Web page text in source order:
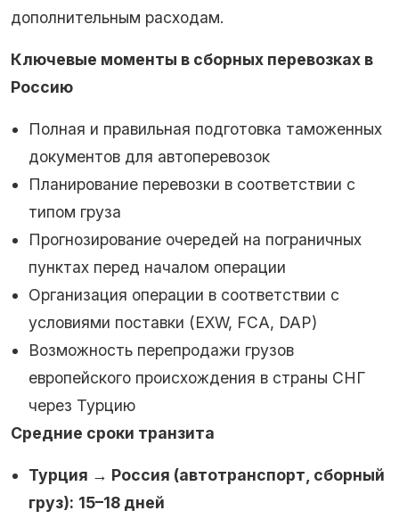
дополнительным расходам.
Ключевые моменты в сборных перевозках в
Россию
Полная и правильная подготовка таможенных
документов для автоперевозок
Планирование перевозки в соответствии с
типом груза
Прогнозирование очередей на пограничных
пунктах перед началом операции
Организация операции в соответствии с
условиями поставки (EXW, FCA, DAP)
Возможность перепродажи грузов
европейского происхождения в страны СНГ
через Турцию
Средние сроки транзита
Турция → Россия (автотранспорт, сборный
груз): 15–18 дней